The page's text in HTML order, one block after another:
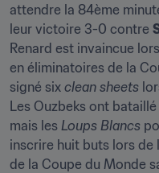
attendre la 84ème
leur victoire 3-0 contre
Renard est invaincue
en éliminatoires de la
signé six clean sheets
Les Ouzbeks ont
mais les Loups Blancs
inscrire huit buts lors
de la Coupe du Monde